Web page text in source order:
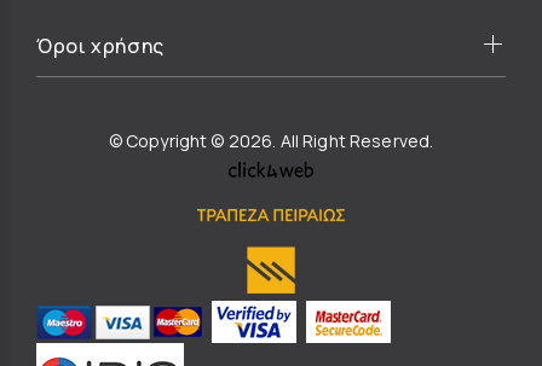
Όροι χρήσης
© Copyright © 2026. All Right Reserved.